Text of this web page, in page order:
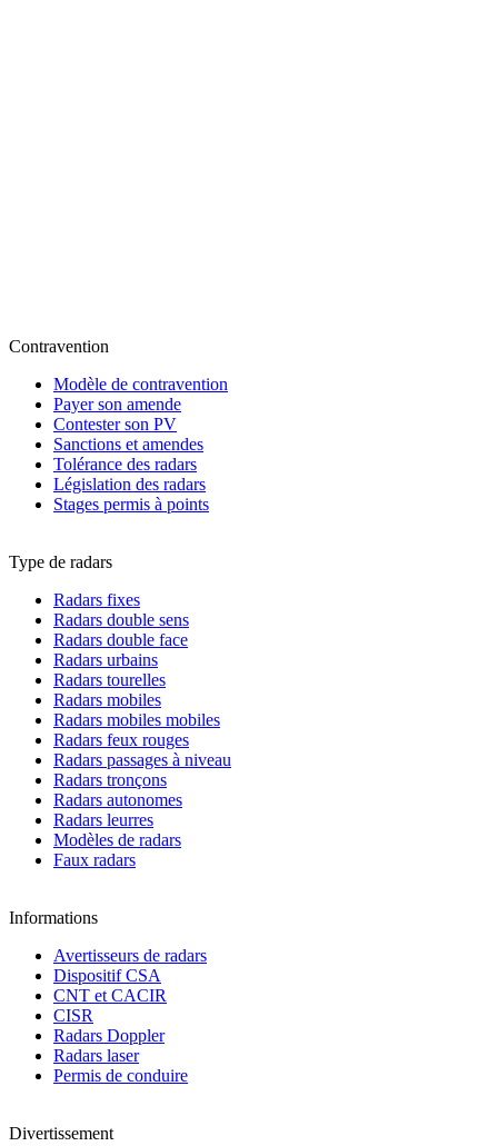
Contravention
Modèle de contravention
Payer son amende
Contester son PV
Sanctions et amendes
Tolérance des radars
Législation des radars
Stages permis à points
Type de radars
Radars fixes
Radars double sens
Radars double face
Radars urbains
Radars tourelles
Radars mobiles
Radars mobiles mobiles
Radars feux rouges
Radars passages à niveau
Radars tronçons
Radars autonomes
Radars leurres
Modèles de radars
Faux radars
Informations
Avertisseurs de radars
Dispositif CSA
CNT et CACIR
CISR
Radars Doppler
Radars laser
Permis de conduire
Divertissement